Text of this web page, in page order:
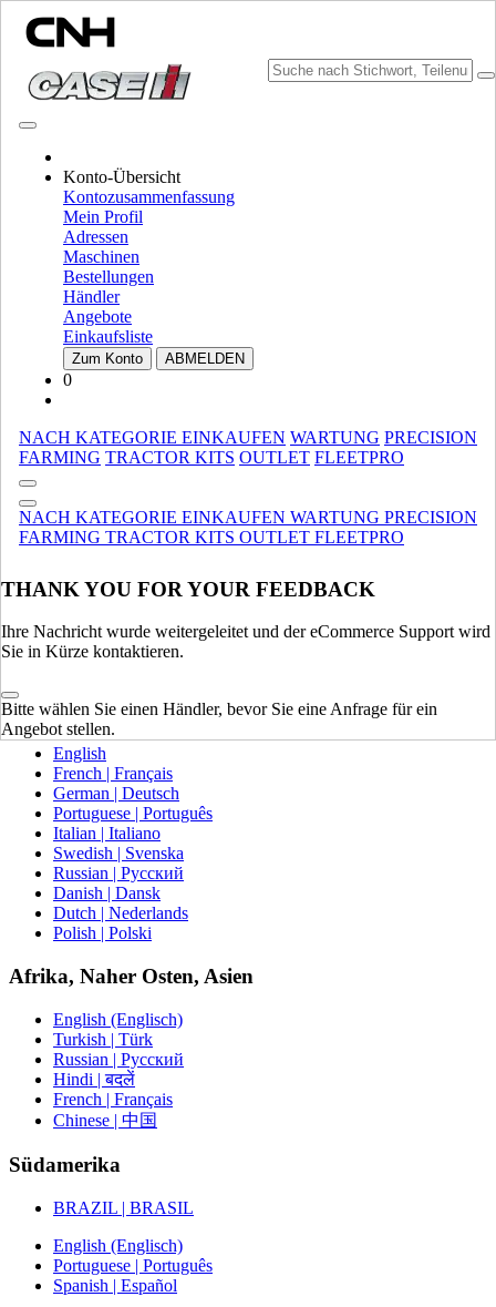
Konto-Übersicht
Kontozusammenfassung
Mein Profil
Adressen
Maschinen
Bestellungen
Händler
Angebote
Einkaufsliste
Zum Konto ABMELDEN
0
NACH KATEGORIE EINKAUFEN WARTUNG PRECISION
FARMING TRACTOR KITS OUTLET FLEETPRO
NACH KATEGORIE EINKAUFEN WARTUNG PRECISION
FARMING TRACTOR KITS OUTLET FLEETPRO
THANK YOU FOR YOUR FEEDBACK
Ihre Nachricht wurde weitergeleitet und der eCommerce Support wird
Sie in Kürze kontaktieren.
Bitte wählen Sie einen Händler, bevor Sie eine Anfrage für ein
Angebot stellen.
MARKE WÄHLEN
MARKE UND SPRACHE WÄHLEN
Nordamerika
USA
CANADA (English)
CANADA (French)
Europa
SPAIN | ESPAÑA
GERMANY | DEUTSCHLAND
ITALY | ITALIA
PORTUGAL | PORTUGAL
English
French | Français
German | Deutsch
Portuguese | Português
Italian | Italiano
Swedish | Svenska
Russian | Русский
Danish | Dansk
Dutch | Nederlands
Polish | Polski
Afrika, Naher Osten, Asien
English (Englisch)
Turkish | Türk
Russian | Русский
Hindi | बदलें
French | Français
Chinese | 中国
Südamerika
BRAZIL | BRASIL
English (Englisch)
Portuguese | Português
Spanish | Español